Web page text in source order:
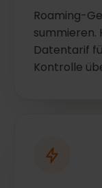
Roaming-
summieren.
Datentarif
Kontrolle